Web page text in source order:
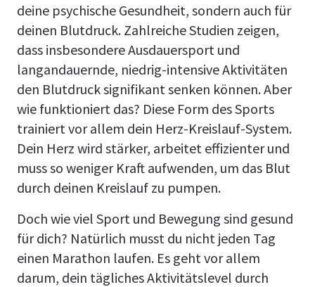
deine psychische Gesundheit, sondern auch für
deinen Blutdruck. Zahlreiche Studien zeigen,
dass insbesondere Ausdauersport und
langandauernde, niedrig-intensive Aktivitäten
den Blutdruck signifikant senken können. Aber
wie funktioniert das? Diese Form des Sports
trainiert vor allem dein Herz-Kreislauf-System.
Dein Herz wird stärker, arbeitet effizienter und
muss so weniger Kraft aufwenden, um das Blut
durch deinen Kreislauf zu pumpen.
Doch wie viel Sport und Bewegung sind gesund
für dich? Natürlich musst du nicht jeden Tag
einen Marathon laufen. Es geht vor allem
darum, dein tägliches Aktivitätslevel durch